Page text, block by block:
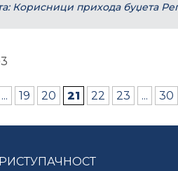
Корисници прихода буџета
... 19 20 21 22 23 ... 30